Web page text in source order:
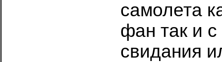
самолета
фан так и
свидания